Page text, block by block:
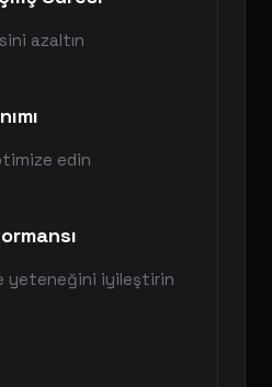
azaltın
edin
yeteneğini iyileştirin